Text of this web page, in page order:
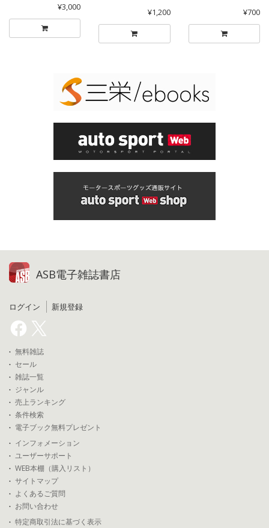
¥3,000
¥1,200
¥700
ASB電子雑誌書店
ログイン 新規登録
無料雑誌
セール
雑誌一覧
ジャンル
売上ランキング
条件検索
電子ブック無料プレゼント
インフォメーション
ユーザーサポート
WEB本棚（購入リスト）
サイトマップ
よくあるご質問
お問い合わせ
特定商取引法に基づく表示